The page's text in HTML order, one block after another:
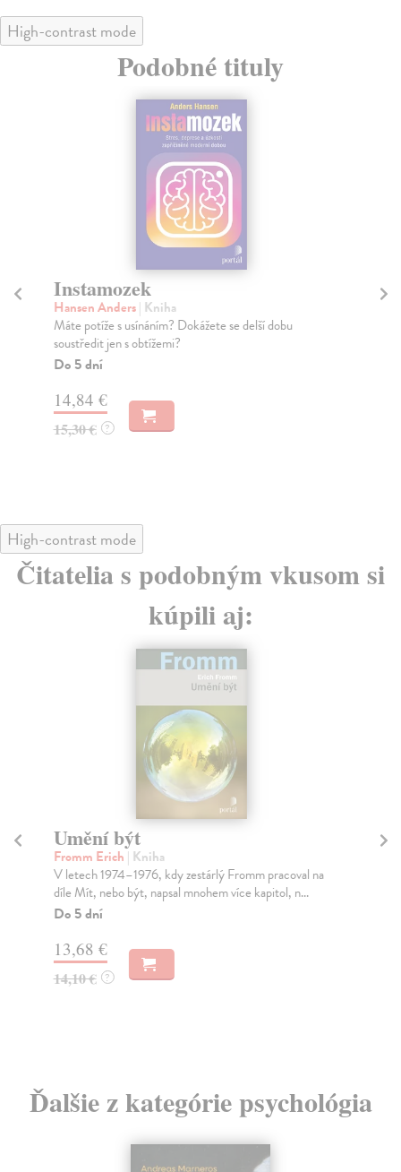
High-contrast mode
Podobné tituly
Instamozek
Hansen Anders| Kniha
Máte potíže s usínáním? Dokážete se delší dobu
soustředit jen s obtížemi?
Do 5 dní
14,84 €
15,30 € ?
High-contrast mode
Čitatelia s podobným vkusom si
kúpili aj:
Umění být
Fromm Erich | Kniha
V letech 1974–1976, kdy zestárlý Fromm pracoval na
díle Mít, nebo být, napsal mnohem více kapitol, n...
Do 5 dní
13,68 €
14,10 € ?
Ďalšie z kategórie psychológia